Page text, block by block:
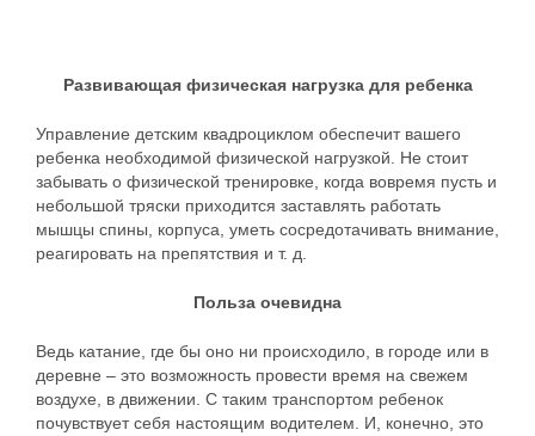
Развивающая физическая нагрузка для ребенка
Управление детским квадроциклом обеспечит вашего
ребенка необходимой физической нагрузкой. Не стоит
забывать о физической тренировке, когда вовремя пусть и
небольшой тряски приходится заставлять работать
мышцы спины, корпуса, уметь сосредотачивать внимание,
реагировать на препятствия и т. д.
Польза очевидна
Ведь катание, где бы оно ни происходило, в городе или в
деревне – это возможность провести время на свежем
воздухе, в движении. С таким транспортом ребенок
почувствует себя настоящим водителем. И, конечно, это